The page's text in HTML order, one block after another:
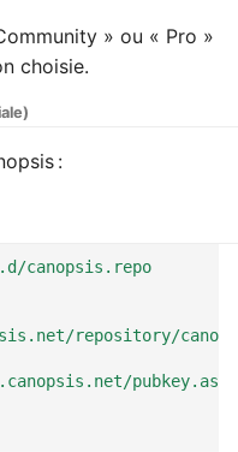
» ou « Pro »
choisie.
:
canopsis.repo
repository/
pubkey.asc